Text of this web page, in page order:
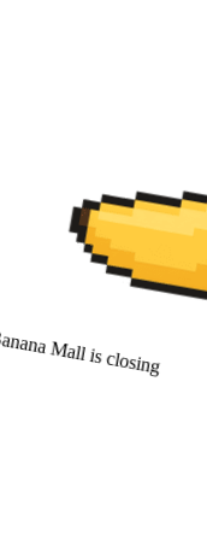
Mall is closing